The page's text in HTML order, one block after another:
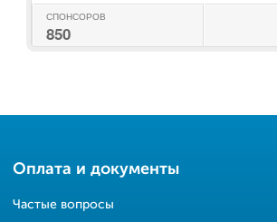
СПОНСОРОВ
850
Оплата и документы
Частые вопросы